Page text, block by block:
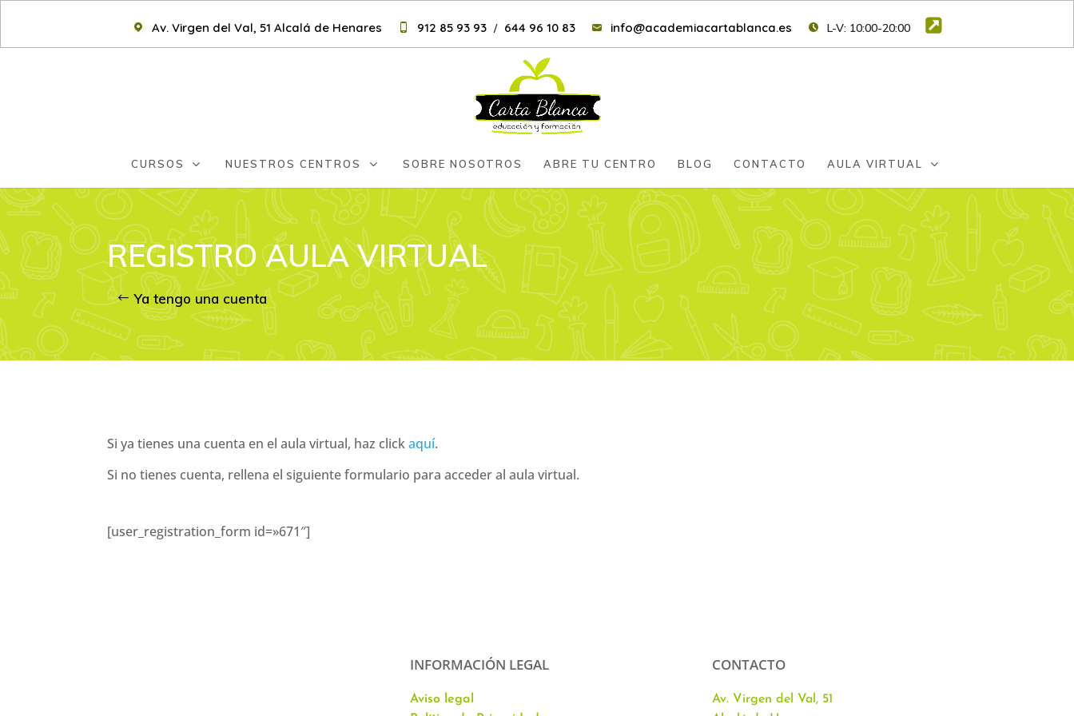
Av. Virgen del Val, 51 Alcalá de Henares 912 85 93 93 / 644 96 10 83 info@academiacartablanca.es L-V: 10:00-20:00
CURSOS NUESTROS CENTROS SOBRE NOSOTROS ABRE TU CENTRO BLOG CONTACTO AULA VIRTUAL
REGISTRO AULA VIRTUAL
Ya tengo una cuenta
Si ya tienes una cuenta en el aula virtual, haz clickaquí.
Si no tienes cuenta, rellena el siguiente formulario para acceder al aula virtual.
[user_registration_form id=»671″]
INFORMACIÓN LEGAL
Aviso legal
CONTACTO
Av. Virgen del Val, 51